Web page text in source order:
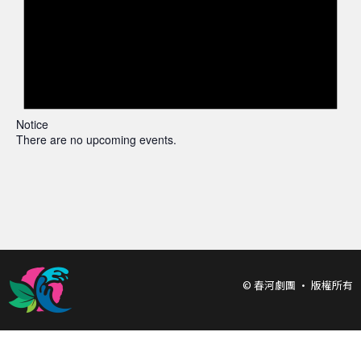
Notice
There are no upcoming events.
© 春河劇團 • 版權所有